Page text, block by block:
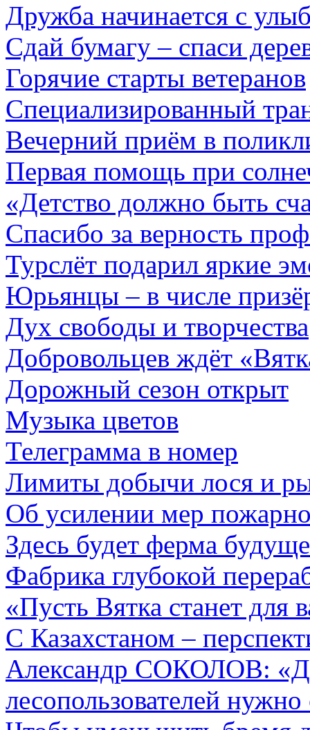
Дружба начинается с
Сдай бумагу – спаси
Горячие старты ветеранов
Специализированный
Вечерний приём в
Первая помощь при
«Детство должно быть
Спасибо за верность
Турслёт подарил яркие
Юрьянцы – в числе
Дух свободы и творчества
Добровольцев ждёт
Дорожный сезон открыт
Музыка цветов
Телеграмма в номер
Лимиты добычи лося и
Об усилении мер
Здесь будет ферма
Фабрика глубокой
«Пусть Вятка станет для
С Казахстаном –
Александр СОКОЛОВ:
лесопользователей